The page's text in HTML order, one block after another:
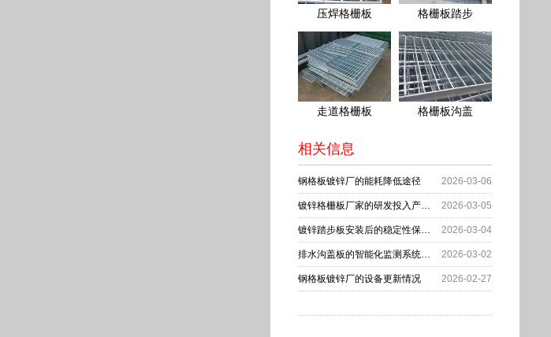
格栅板踏步
走道格栅板
格栅板沟盖
相关信息
钢格板镀锌厂的能耗降低途径 2026-03-06
镀锌格栅板厂家的研发投入产出分析 2026-03-05
镀锌踏步板安装后的稳定性保障措施 2026-03-04
排水沟盖板的智能化监测系统应用 2026-03-02
钢格板镀锌厂的设备更新情况 2026-02-27